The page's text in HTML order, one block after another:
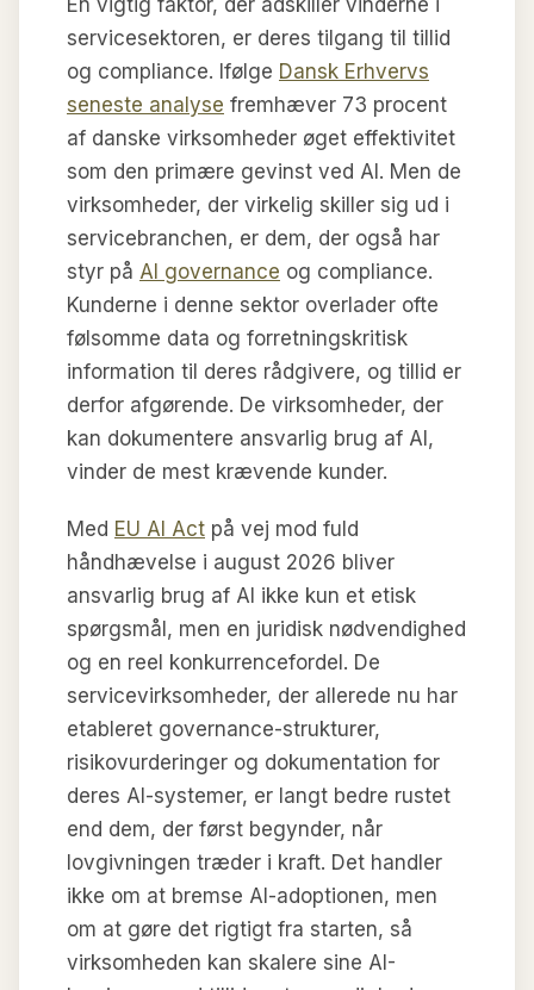
En vigtig faktor, der adskiller vinderne i
servicesektoren, er deres tilgang til tillid
og compliance. Ifølge Dansk Erhvervs
seneste analyse fremhæver 73 procent
af danske virksomheder øget effektivitet
som den primære gevinst ved AI. Men de
virksomheder, der virkelig skiller sig ud i
servicebranchen, er dem, der også har
styr på AI governance og compliance.
Kunderne i denne sektor overlader ofte
følsomme data og forretningskritisk
information til deres rådgivere, og tillid er
derfor afgørende. De virksomheder, der
kan dokumentere ansvarlig brug af AI,
vinder de mest krævende kunder.
Med EU AI Act på vej mod fuld
håndhævelse i august 2026 bliver
ansvarlig brug af AI ikke kun et etisk
spørgsmål, men en juridisk nødvendighed
og en reel konkurrencefordel. De
servicevirksomheder, der allerede nu har
etableret governance-strukturer,
risikovurderinger og dokumentation for
deres AI-systemer, er langt bedre rustet
end dem, der først begynder, når
lovgivningen træder i kraft. Det handler
ikke om at bremse AI-adoptionen, men
om at gøre det rigtigt fra starten, så
virksomheden kan skalere sine AI-